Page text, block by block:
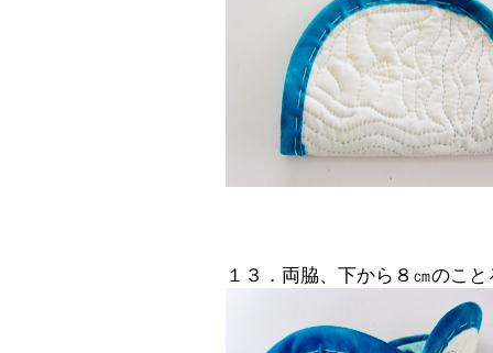
１３．両脇、下から８㎝のこ